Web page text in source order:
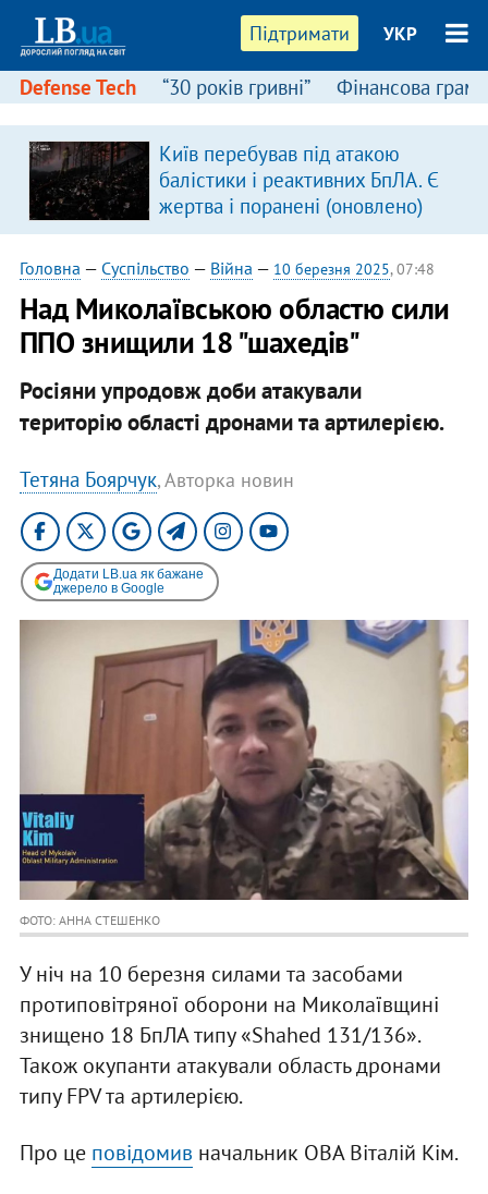
Підтримати УКР
Defense Tech “30 років гривні” Фінансова
Київ перебував під атакою
балістики і реактивних БпЛА. Є
жертва і поранені (оновлено)
Головна — Суспільство — Війна — 10 березня 2025, 07:48
Над Миколаївською областю сили
ППО знищили 18 "шахедів"
Росіяни упродовж доби атакували
територію області дронами та артилерією.
Тетяна Боярчук, Авторка новин
Додати LB.ua як бажане
джерело в Google
ФОТО: АННА СТЕШЕНКО
У ніч на 10 березня силами та засобами
протиповітряної оборони на Миколаївщині
знищено 18 БпЛА типу «Shahed 131/136».
Також окупанти атакували область дронами
типу FPV та артилерією.
Про це повідомив начальник ОВА Віталій Кім.